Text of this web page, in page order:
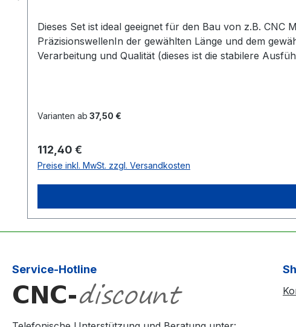
Dieses Set ist ideal geeignet für den Bau von z.B. CNC
PräzisionswellenIn der gewählten Länge und dem
Verarbeitung und Qualität (dieses ist die stabilere
Varianten ab 37,50 €
Regulärer Preis:
112,40 €
Preise inkl. MwSt. zzgl. Versandkosten
Service-Hotline